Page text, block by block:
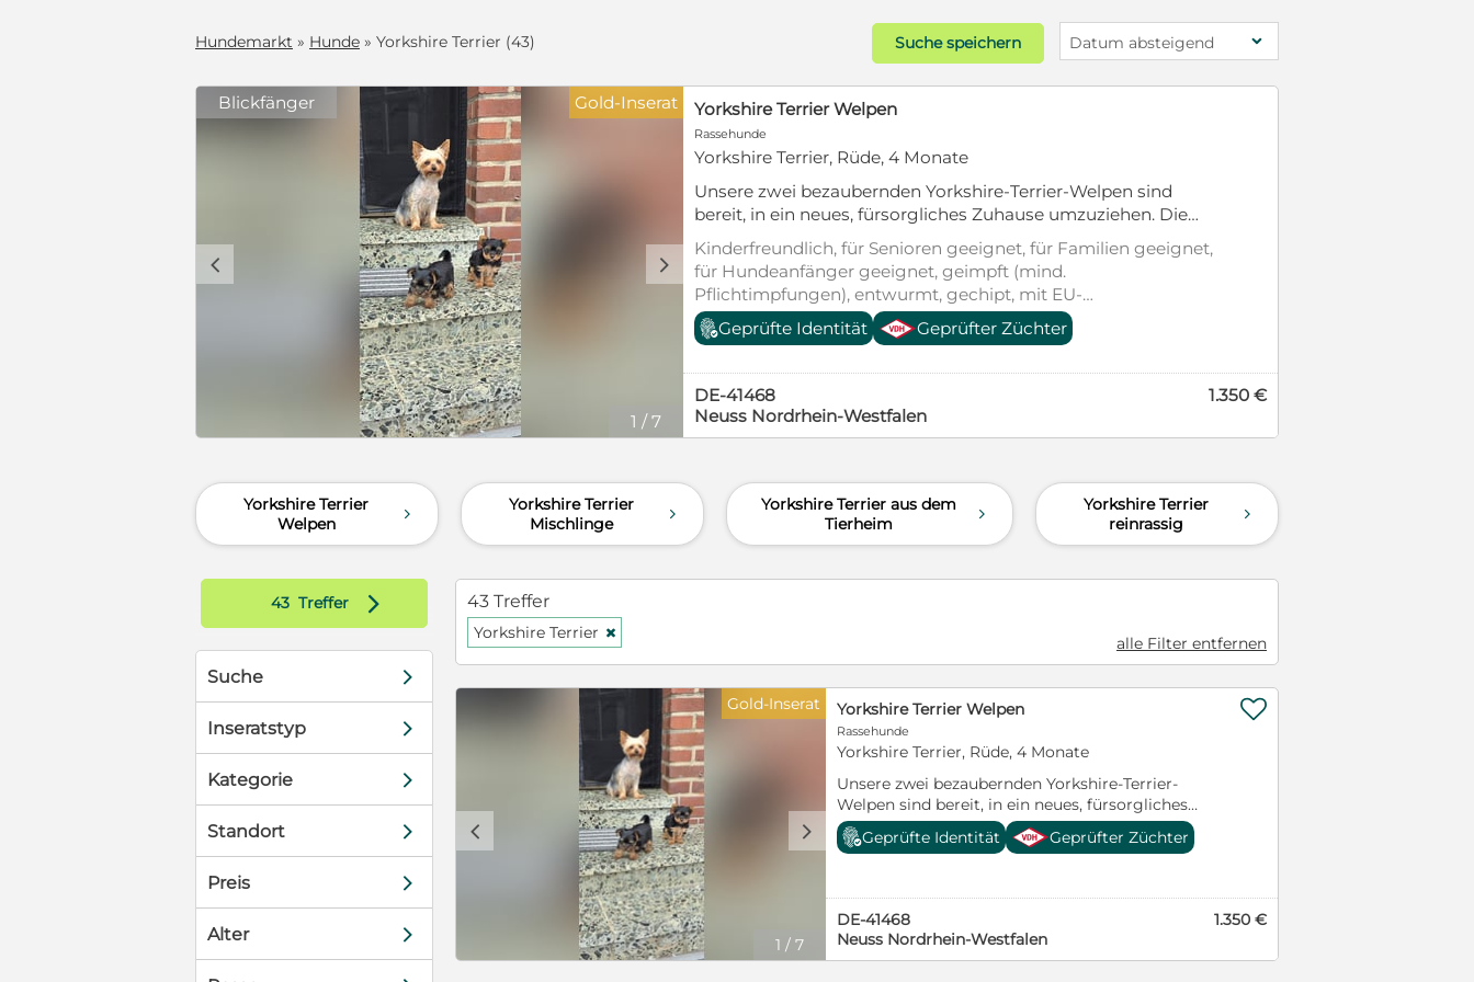
Hundemarkt » Hunde » Yorkshire Terrier (43) Suche speichern Datum absteigend
Blickfänger
1 /7
c d
Gold-Inserat Yorkshire Terrier Welpen
Rassehunde
Yorkshire Terrier, Rüde, 4 Monate
Unsere zwei bezaubernden Yorkshire-Terrier-Welpen sind
bereit, in ein neues, fürsorgliches Zuhause umzuziehen. Die
Kleinen sind verspielt, neugierig, menschenbezogen und
wachsen liebevoll im Familienumfeld auf. -Gesund und munter
-Freundlich und gut sozialisiert -Verspielt und verschmust -
Ideal für Familien, Paare oder Einzelpersonen Die Yorkshire
Terrier freuen sich darauf, ihre neuen Familien kennenzulernen
und viele schöne gemeinsame Jahre zu verbringen.
Kinderfreundlich, für Senioren geeignet, für Familien geeignet,
für Hundeanfänger geeignet, geimpft (mind.
Pflichtimpfungen), entwurmt, gechipt, mit EU-
Heimtierausweis, Welpenwurf
Geprüfte Identität Geprüfter Züchter
DE-41468
Neuss Nordrhein-Westfalen
1.350 €
Yorkshire Terrier
Welpen
d
Yorkshire Terrier
Mischlinge
d
Yorkshire Terrier aus dem
Tierheim
d
Yorkshire Terrier
reinrassig
d
43 Treffer d
Suche d
Inseratstyp d
Kategorie d
Standort d
Preis d
Alter d
43 Treffer
Yorkshire Terrier H
alle Filter entfernen
1 /7
c d
Gold-Inserat Yorkshire Terrier Welpen
Rassehunde
Yorkshire Terrier, Rüde, 4 Monate
Unsere zwei bezaubernden Yorkshire-Terrier-
Welpen sind bereit, in ein neues, fürsorgliches
Zuhause umzuziehen. Die Kleinen sind verspielt,
neugierig, menschenbezogen und wachsen
und verschmust -Ideal für Familien, Paare oder
Einzelpersonen Die Yorkshire Terrier freuen sich
darauf, ihre neuen Familien kennenzulernen und

Geprüfte Identität Geprüfter Züchter
DE-41468
Neuss Nordrhein-Westfalen
1.350 €